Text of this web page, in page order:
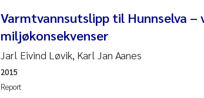
Janne Kim Gitmark
Inga Fløisand
Varmtvannsutslipp til Hunnselva –
miljøkonsekvenser
Jarl Eivind Løvik, Karl Jan Aanes
Report
2015